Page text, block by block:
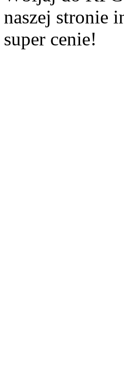
naszej stronie
super cenie!